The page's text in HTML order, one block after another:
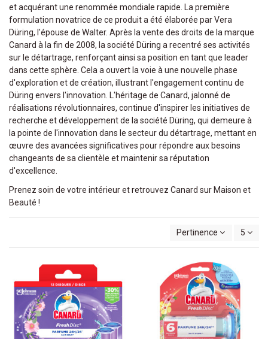
et acquérant une renommée mondiale rapide. La première
formulation novatrice de ce produit a été élaborée par Vera
Düring, l'épouse de Walter. Après la vente des droits de la marque
Canard à la fin de 2008, la société Düring a recentré ses activités
sur le détartrage, renforçant ainsi sa position en tant que leader
dans cette sphère. Cela a ouvert la voie à une nouvelle phase
d'exploration et de création, illustrant l'engagement continu de
Düring envers l'innovation. L'héritage de Canard, jalonné de
réalisations révolutionnaires, continue d'inspirer les initiatives de
recherche et développement de la société Düring, qui demeure à
la pointe de l'innovation dans le secteur du détartrage, mettant en
œuvre des avancées significatives pour répondre aux besoins
changeants de sa clientèle et maintenir sa réputation
d'excellence.
Prenez soin de votre intérieur et retrouvez Canard sur Maison et
Beauté !
Pertinence 5